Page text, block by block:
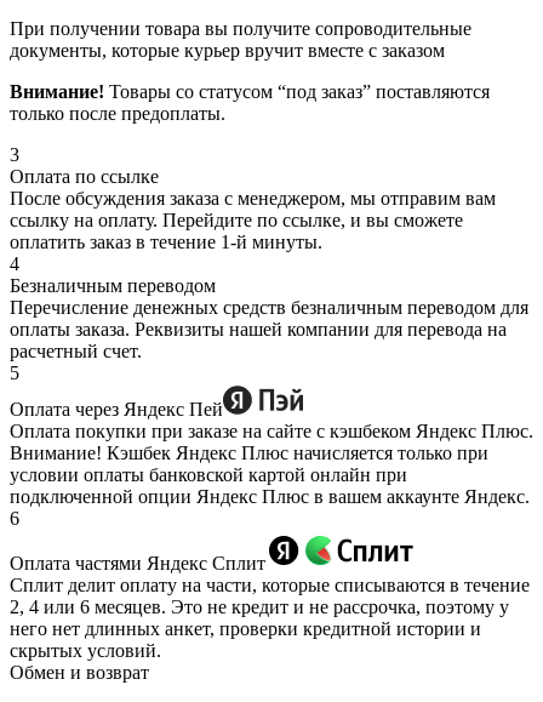
При получении товара вы получите сопроводительные
документы, которые курьер вручит вместе с заказом
Внимание! Товары со статусом “под заказ” поставляются
только после предоплаты.
3
Оплата по ссылке
После обсуждения заказа с менеджером, мы отправим вам
ссылку на оплату. Перейдите по ссылке, и вы сможете
оплатить заказ в течение 1-й минуты.
4
Безналичным переводом
Перечисление денежных средств безналичным переводом для
оплаты заказа. Реквизиты нашей компании для перевода на
расчетный счет.
5
Оплата через Яндекс Пей
Оплата покупки при заказе на сайте с кэшбеком Яндекс Плюс.
Внимание! Кэшбек Яндекс Плюс начисляется только при
условии оплаты банковской картой онлайн при
подключенной опции Яндекс Плюс в вашем аккаунте Яндекс.
6
Оплата частями Яндекс Сплит
Сплит делит оплату на части, которые списываются в течение
2, 4 или 6 месяцев. Это не кредит и не рассрочка, поэтому у
него нет длинных анкет, проверки кредитной истории и
скрытых условий.
Обмен и возврат